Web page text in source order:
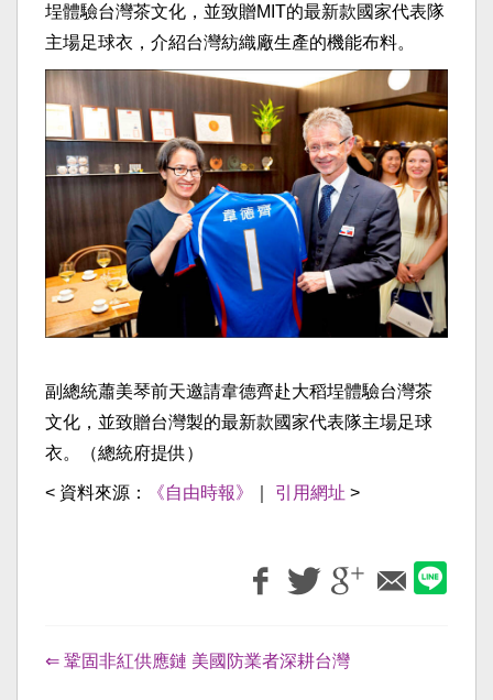
埕體驗台灣茶文化，並致贈MIT的最新款國家代表隊
主場足球衣，介紹台灣紡織廠生產的機能布料。
副總統蕭美琴前天邀請韋德齊赴大稻埕體驗台灣茶
文化，並致贈台灣製的最新款國家代表隊主場足球
衣。（總統府提供）
< 資料來源： 《自由時報》 引用網址 >
⇐ 鞏固非紅供應鏈 美國防業者深耕台灣